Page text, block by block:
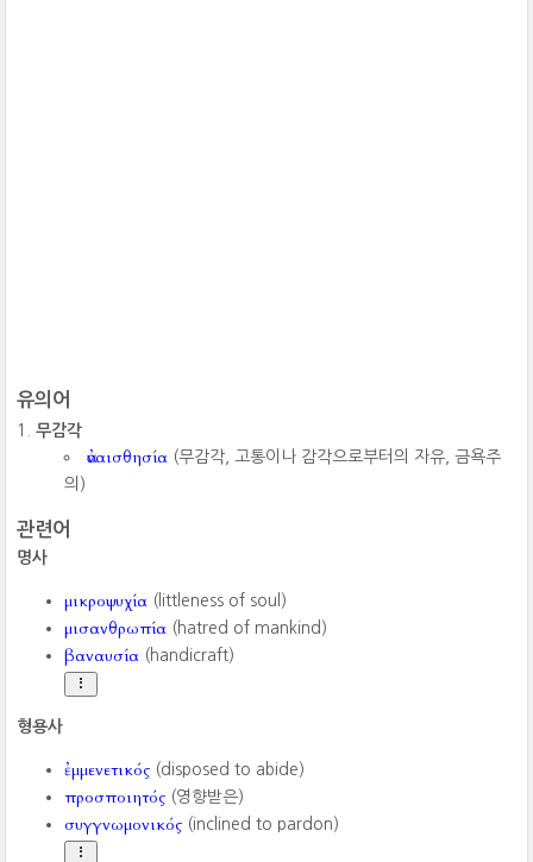
유의어
무감각
ἀναισθησία (무감각, 고통이나 감각으로부터의 자유, 금욕주
의)
관련어
명사
μικροψυχία (littleness of soul)
μισανθρωπία (hatred of mankind)
βαναυσία (handicraft)
형용사
ἐμμενετικός (disposed to abide)
προσποιητός (영향받은)
συγγνωμονικός (inclined to pardon)